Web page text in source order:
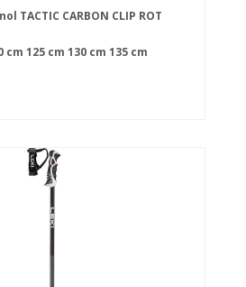
TACTIC CARBON CLIP ROT
cm 125 cm 130 cm 135 cm